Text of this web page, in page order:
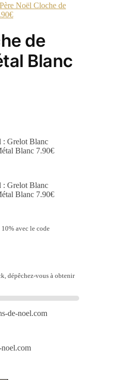
Cloche de
€
de
Blanc
Blanc 7.90€
Blanc 7.90€
avec le code
dépêchez-vous à obtenir